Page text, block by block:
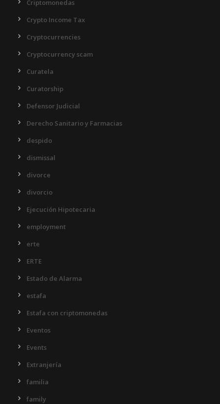
Criptomonedas
Crypto Income Tax
Cryptocurrencies
Cryptocurrency scam
Curatela
Curatorship
Defensor Judicial
Derecho Sanitario y Farmacias
despido
dismissal
divorce
divorcio
Ejecución Hipotecaria
employment
erte
ERTE
Estado de Alarma
estafa
Estafa con criptomonedas
Eventos
Events
Extranjería
familia
family